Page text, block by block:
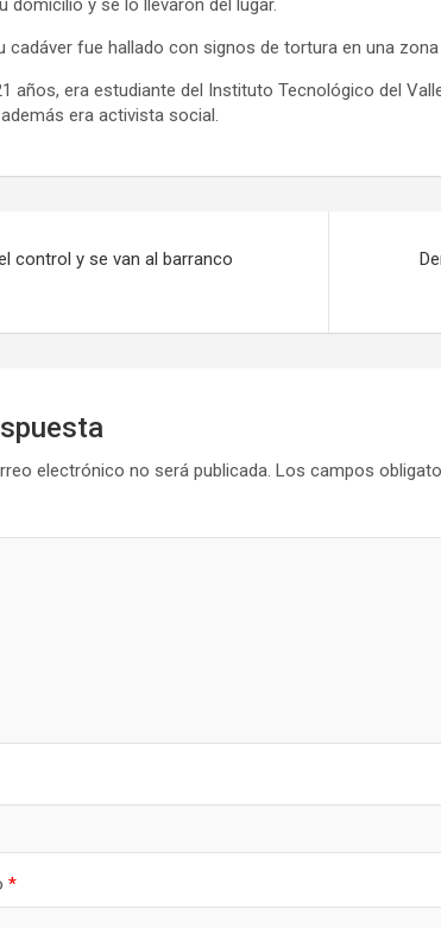
domicilio y se lo llevaron del lugar.
cadáver fue hallado con signos de tortura en una zona
años, era estudiante del Instituto Tecnológico del
era activista social.
control y se van al barranco
electrónico no será publicada. Los campos
*